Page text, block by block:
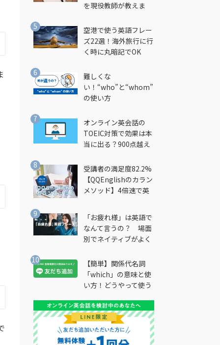
を現役教師が教えま
空港で使う英語フレー
ズ22選！海外旅行に行
く時に丸暗記でOK
難しくな
い！“who”と“whom”
の使い方
オンライン英会話の
TOEIC対策で効果は本
当に出る？900点越え
受講者の満足度82.2%
【QQEnglishのカラン
メソッド】4倍速で英
法とは？
「お疲れ様」は英語で
なんて言うの？ 場面
別でネイティブがよく
説
【簡単】関係代名詞
「which」の意味と使
い方！どうやって使う